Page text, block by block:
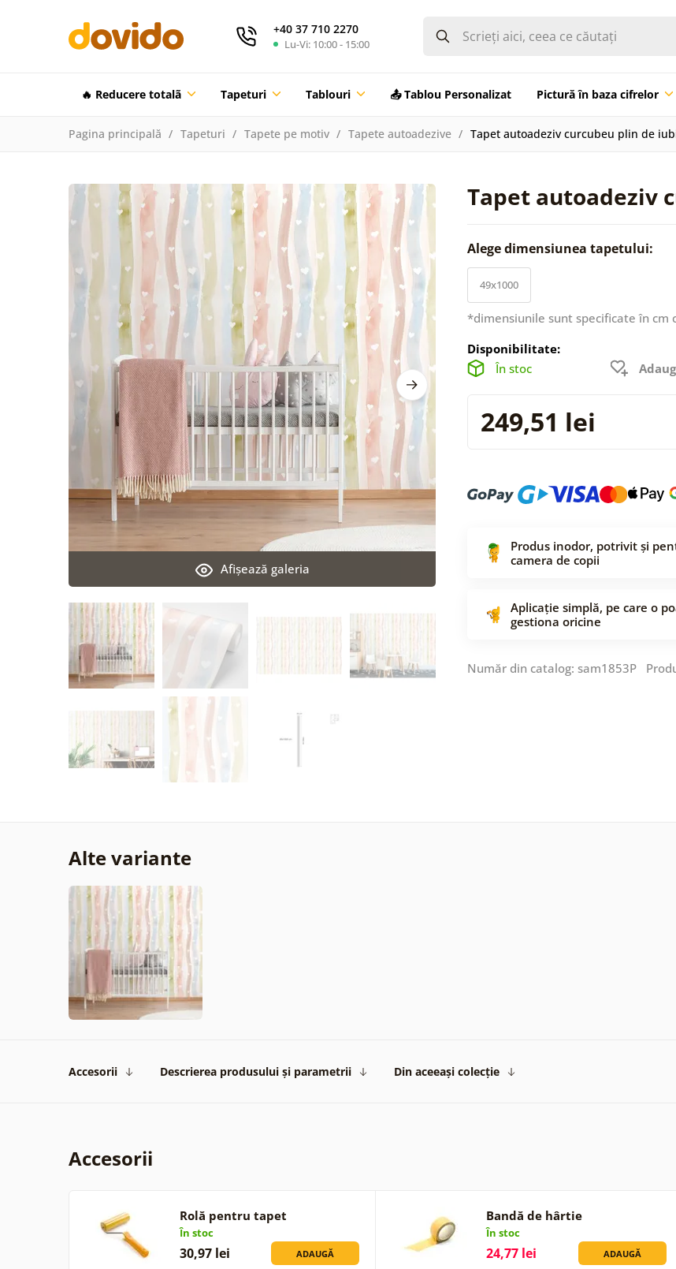
+40 37 710 2270
Lu-Vi: 10:00 - 15:00
🔥 Reducere totalã Tapeturi Tablouri 📤 Tablou Personalizat Pictură în baza cifrelor
Pagina principală Tapeturi Tapete pe motiv Tapete autoadezive Tapet autoadeziv curcubeu plin de
Tapet autoadeziv
Afişează galeria
Alege dimensiunea tapetului:
49x1000
*dimensiunile sunt specificate în cm
Disponibilitate:
În stoc
249,51 lei
Produs inodor, potrivit și
camera de copii
Aplicație simplă, pe care o
gestiona oricine
Număr din catalog: sam1853P
Alte variante
Accesorii Descrierea produsului și parametrii Din aceeași colecție
Accesorii
Rolă pentru tapet
În stoc
30,97 lei ADAUGĂ
Bandă de hârtie
În stoc
24,77 lei ADAUGĂ